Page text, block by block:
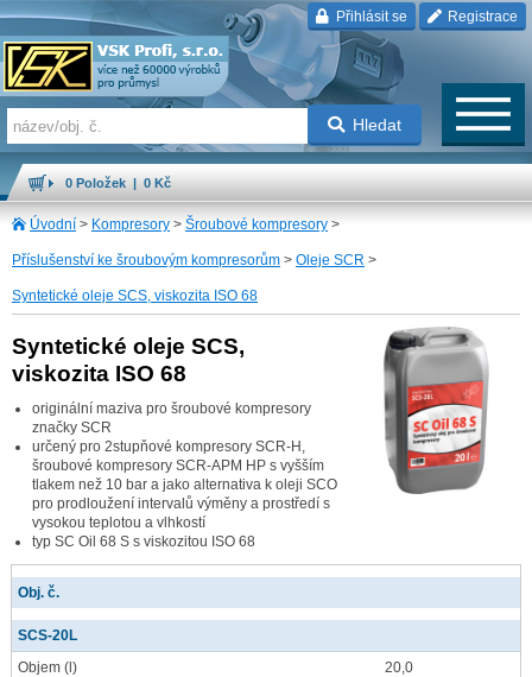
Přihlásit se Registrace
Hledat
0 Položek | 0 Kč
Úvodní > Kompresory > Šroubové kompresory >
Příslušenství ke šroubovým kompresorům > Oleje SCR >
Syntetické oleje SCS, viskozita ISO 68
Syntetické oleje SCS,
viskozita ISO 68
originální maziva pro šroubové kompresory
značky SCR
určený pro 2stupňové kompresory SCR-H,
šroubové kompresory SCR-APM HP s vyšším
tlakem než 10 bar a jako alternativa k oleji SCO
pro prodloužení intervalů výměny a prostředí s
vysokou teplotou a vlhkostí
typ SC Oil 68 S s viskozitou ISO 68
Obj. č.
SCS-20L
Objem (l)
20,0